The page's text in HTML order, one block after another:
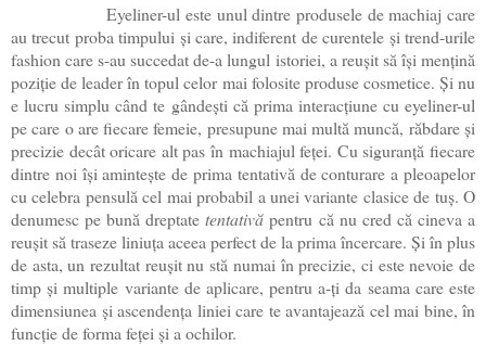
Eyeliner-ul este unul dintre produsele de machiaj care
au trecut proba timpului și care, indiferent de curentele și trend-urile
fashion care s-au succedat de-a lungul istoriei, a reușit să își mențină
poziție de leader în topul celor mai folosite produse cosmetice. Și nu
e lucru simplu când te gândești că prima interacțiune cu eyeliner-ul
pe care o are fiecare femeie, presupune mai multă muncă, răbdare și
precizie decât oricare alt pas în machiajul feței. Cu siguranță fiecare
dintre noi își amintește de prima tentativă de conturare a pleoapelor
cu celebra pensulă cel mai probabil a unei variante clasice de tuș. O
denumesc pe bună dreptatetentativă pentru că nu cred că cineva a
reușit să traseze liniuța aceea perfect de la prima încercare. Și în plus
de asta, un rezultat reușit nu stă numai în precizie, ci este nevoie de
timp și multiple variante de aplicare, pentru a-ți da seama care este
dimensiunea și ascendența liniei care te avantajează cel mai bine, în
funcție de forma feței și a ochilor.